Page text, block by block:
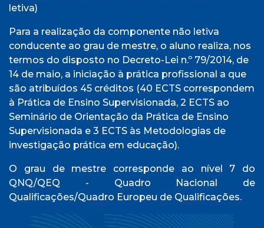
letiva)
Para a realização da componente não letiva
conducente ao grau de mestre, o aluno realiza, nos
termos do disposto no Decreto-Lei n.º 79/2014, de
14 de maio, a iniciação à prática profissional a que
são atribuídos 45 créditos (40 ECTS correspondem
à Prática de Ensino Supervisionada, 2 ECTS ao
Seminário de Orientação da Prática de Ensino
Supervisionada e 3 ECTS às Metodologias de
investigação prática em educação).
O grau de mestre corresponde ao nível 7 do
QNQ/QEQ - Quadro Nacional de
Qualificações/Quadro Europeu de Qualificações.